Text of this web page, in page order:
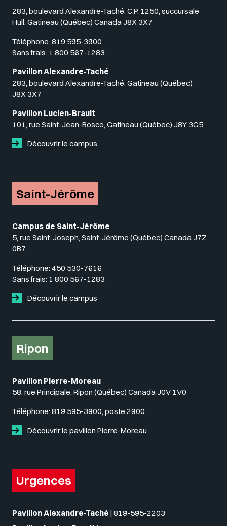
283, boulevard Alexandre-Taché, C.P. 1250, succursale
Hull, Gatineau (Québec) Canada J8X 3X7
Téléphone: 819 595-3900
Sans frais: 1 800 567-1283
Pavillon Alexandre-Taché
283, boulevard Alexandre-Taché, Gatineau (Québec)
J8X 3X7
Pavillon Lucien-Brault
101, rue Saint-Jean-Bosco, Gatineau (Québec) J8Y 3G5
Découvrir le campus
Saint-Jérôme
Campus de Saint-Jérôme
5, rue Saint-Joseph, Saint-Jérôme (Québec) Canada J7Z
0B7
Téléphone: 450 530-7616
Sans frais: 1 800 567-1283
Découvrir le campus
Ripon
Pavillon Pierre-Moreau
58, rue Principale, Ripon (Québec) Canada J0V 1V0
Téléphone: 819 595-3900, poste 2900
Découvrir le pavillon Pierre-Moreau
Urgences
Pavillon Alexandre-Taché | 819-595-2203